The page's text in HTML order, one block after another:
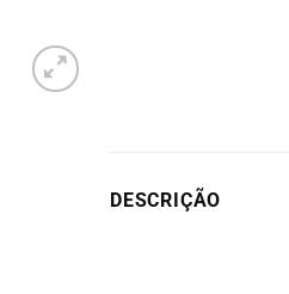
DESCRIÇÃO